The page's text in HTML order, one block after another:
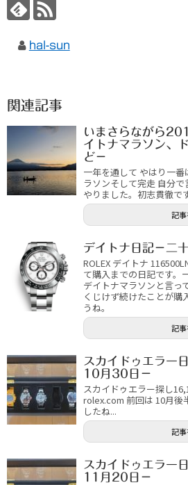
hal-sun
関連記事
いまさらながら
イトナマラソン、
ど－
一年を通して やはり一
ラソンそして完走 自分で
やりました。初志貫徹で
記
デイトナ日記－二
ROLEX デイトナ
て購入までの日記です。
デイトナマラソンと言っ
くじけず続けたことが購
うね。
記
スカイドゥエラー
10月30日－
スカイドゥエラー探し
rolex.com 前回は 10月後
したね...
記
スカイドゥエラー
11月20日－